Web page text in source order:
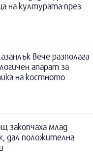
на културата през
вече разполага
апарат за
на костното
закопчаха млад
дал положителна